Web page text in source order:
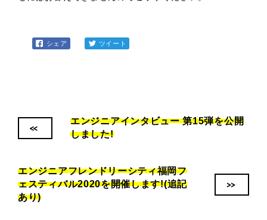
シェア ツイート
<<
エンジニアインタビュー 第15弾を公開
しました!
エンジニアフレンドリーシティ福岡フ
ェスティバル2020を開催します!(追記
あり)
>>